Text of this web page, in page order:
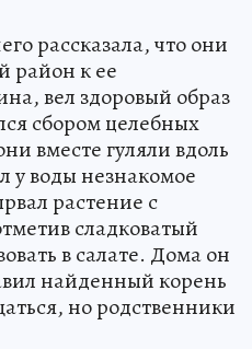
рассказала, что они
район к ее
вел здоровый образ
сбором целебных
вместе гуляли вдоль
воды незнакомое
растение с
сладковатый
в салате. Дома он
найденный корень
но родственники